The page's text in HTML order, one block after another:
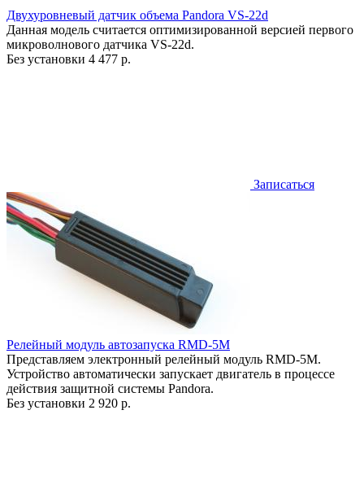
Двухуровневый датчик объема Pandora VS-22d
Данная модель считается оптимизированной версией первого
микроволнового датчика VS-22d.
Без установки 4 477 р.
Записаться
Релейный модуль автозапуска RMD-5M
Представляем электронный релейный модуль RMD-5M.
Устройство автоматически запускает двигатель в процессе
действия защитной системы Pandora.
Без установки 2 920 р.